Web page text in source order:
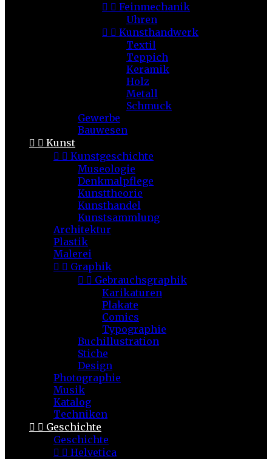
  Feinmechanik
Uhren
  Kunsthandwerk
Textil
Teppich
Keramik
Holz
Metall
Schmuck
Gewerbe
Bauwesen
  Kunst
  Kunstgeschichte
Museologie
Denkmalpflege
Kunsttheorie
Kunsthandel
Kunstsammlung
Architektur
Plastik
Malerei
  Graphik
  Gebrauchsgraphik
Karikaturen
Plakate
Comics
Typographie
Buchillustration
Stiche
Design
Photographie
Musik
Katalog
Techniken
  Geschichte
Geschichte
  Helvetica